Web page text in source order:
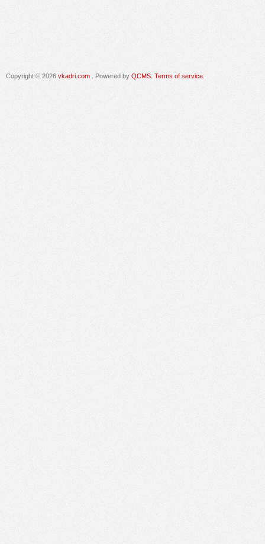
Copyright © 2026 vkadri.com . Powered by QCMS Terms of service.